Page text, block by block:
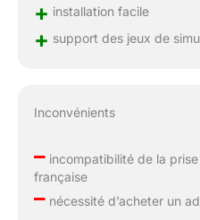
+ installation facile
+ support des jeux de
Inconvénients
–incompatibilité de la
française
–nécessité d’acheter un